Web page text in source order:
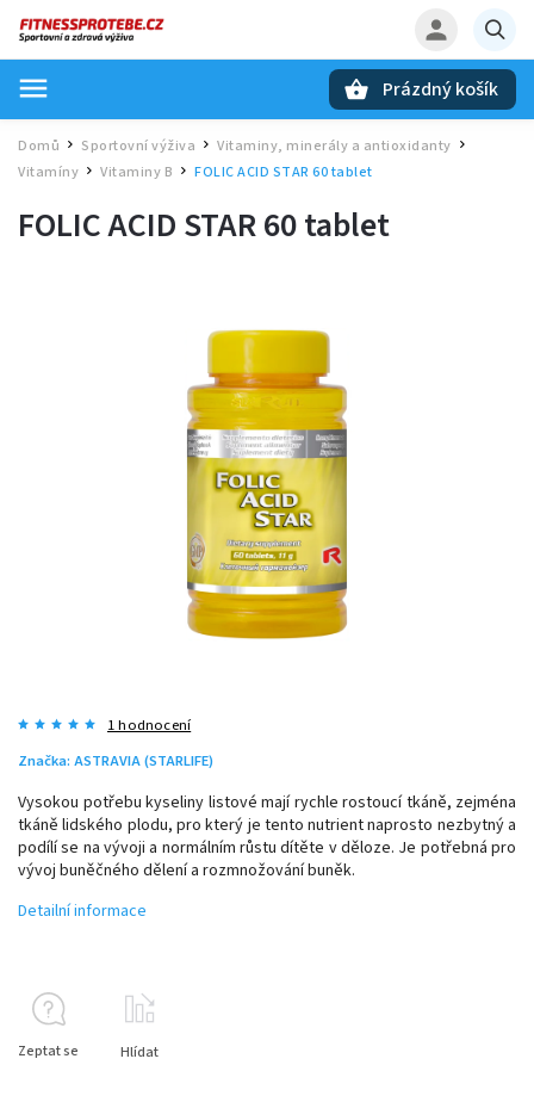
Prázdný košík
Domů / Sportovní výživa / Vitaminy, minerály a antioxidanty
Vitamíny / Vitaminy B / FOLIC ACID STAR 60 tablet
FOLIC ACID STAR 60 tablet
1 hodnocení
Značka: ASTRAVIA (STARLIFE)
Vysokou potřebu kyseliny listové mají rychle rostoucí tkáně, zejména
tkáně lidského plodu, pro který je tento nutrient naprosto nezbytný a
podílí se na vývoji a normálním růstu dítěte v děloze. Je potřebná pro
vývoj buněčného dělení a rozmnožování buněk.
Detailní informace
Zeptat se Hlídat